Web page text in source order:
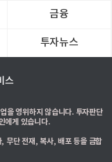
금융
투자뉴스
스
을 영위하지 않습니다. 투자판단
에게 있습니다.
무단 전재, 복사, 배포 등을 금합